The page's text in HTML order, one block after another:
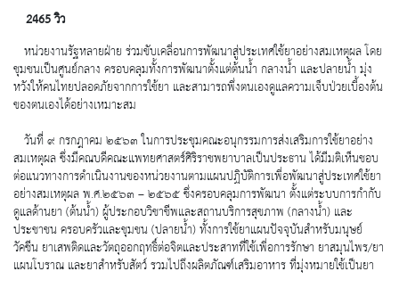
2465 วิว
หน่วยงานรัฐหลายฝ่าย ร่วมขับเคลื่อนการพัฒนาสู่ประเทศใช้ยาอย่างสมเหตุผล โดย
ชุมชนเป็นศูนย์กลาง ครอบคลุมทั้งการพัฒนาตั้งแต่ต้นน้ำ กลางน้ำ และปลายน้ำ มุ่ง
หวังให้คนไทยปลอดภัยจากการใช้ยา และสามารถพึ่งตนเองดูแลความเจ็บป่วยเบื้องต้น
ของตนเองได้อย่างเหมาะสม
วันที่ ๙ กรกฎาคม ๒๕๖๓ ในการประชุมคณะอนุกรรมการส่งเสริมการใช้ยาอย่าง
สมเหตุผล ซึ่งมีคณบดีคณะแพทยศาสตร์ศิริราชพยาบาลเป็นประธาน ได้มีมติเห็นชอบ
ต่อแนวทางการดำเนินงานของหน่วยงานตามแผนปฏิบัติการเพื่อพัฒนาสู่ประเทศใช้ยา
อย่างสมเหตุผล พ.ศ.๒๕๖๓ – ๒๕๖๕ ซึ่งครอบคลุมการพัฒนา ตั้งแต่ระบบการกำกับ
ดูแลด้านยา (ต้นน้ำ) ผู้ประกอบวิชาชีพและสถานบริการสุขภาพ (กลางน้ำ) และ
ประชาชน ครอบครัวและชุมชน (ปลายน้ำ) ทั้งการใช้ยาแผนปัจจุบันสำหรับมนุษย์
วัคซีน ยาเสพติดและวัตถุออกฤทธิ์ต่อจิตและประสาทที่ใช้เพื่อการรักษา ยาสมุนไพร/ยา
แผนโบราณ และยาสำหรับสัตว์ รวมไปถึงผลิตภัณฑ์เสริมอาหาร ที่มุ่งหมายใช้เป็นยา